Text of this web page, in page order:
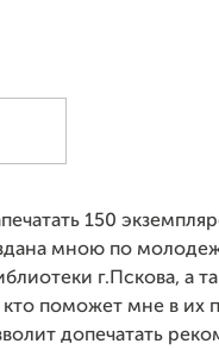
150
мною по
г.Пскова, а
кто поможет мне в их
допечатать